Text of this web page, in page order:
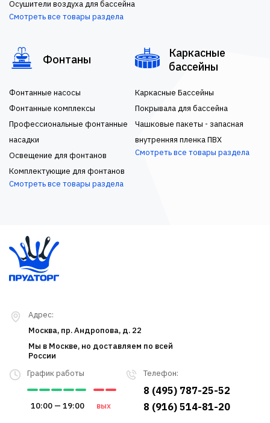
Осушители воздуха для бассейна
Смотреть все товары раздела
Фонтаны
Фонтанные насосы
Фонтанные комплексы
Профессиональные фонтанные
насадки
Освещение для фонтанов
Комплектующие для фонтанов
Смотреть все товары раздела
Каркасные
бассейны
Каркасные Бассейны
Покрывала для бассейна
Чашковые пакеты - запасная
внутренняя пленка ПВХ
Смотреть все товары раздела
Телефон:
8 (495) 787-25-52
8 (916) 514-81-20
График работы
10:00 — 19:00 вых
Адрес:
Москва, пр. Андропова, д. 22
Мы в Москве, но доставляем по всей
России